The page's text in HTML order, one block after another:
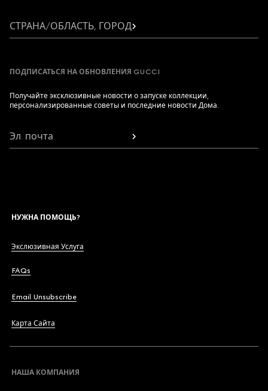
СТРАНА/ОБЛАСТЬ, ГОРОД
ПОДПИСАТЬСЯ НА ОБНОВЛЕНИЯ GUCCI
Получайте эксклюзивные новости о запуске коллекции,
персонализированные советы и последние новости Дома.
Эл. почта
НУЖНА ПОМОЩЬ?
Экслюзивная Услуга
FAQs
Email Unsubscribe
Карта Сайта
НАША КОМПАНИЯ